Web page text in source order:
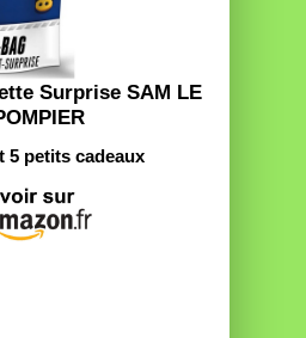
Surprise SAM LE
5 petits cadeaux